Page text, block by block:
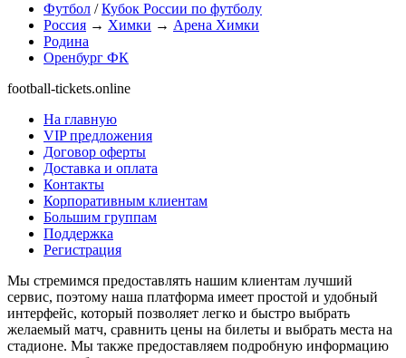
Футбол /Кубок России по футболу
Россия → Химки → Арена Химки
Родина
Оренбург ФК
football-tickets.online
На главную
VIP предложения
Договор оферты
Доставка и оплата
Контакты
Корпоративным клиентам
Большим группам
Поддержка
Регистрация
Мы стремимся предоставлять нашим клиентам лучший
сервис, поэтому наша платформа имеет простой и удобный
интерфейс, который позволяет легко и быстро выбрать
желаемый матч, сравнить цены на билеты и выбрать места на
стадионе. Мы также предоставляем подробную информацию